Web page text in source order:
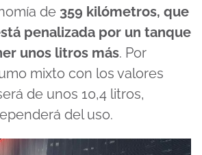
de 359 kilómetros, que
penalizada por un tanque
unos litros más. Por
mixto con los valores
de unos 10,4 litros,
del uso.